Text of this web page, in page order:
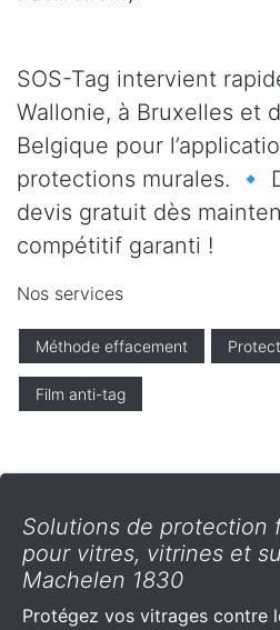
SOS-Tag intervient
Wallonie, à Bruxelles et
Belgique pour
protections murales. 🔹
devis gratuit dès
compétitif garanti !
Nos services
Méthode effacement
Film anti-tag
Solutions de protection
pour vitres, vitrines et
Machelen 1830
Protégez vos vitrages contre